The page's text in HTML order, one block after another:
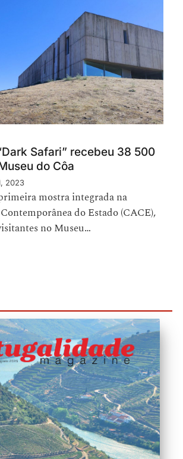
Safari” recebeu 38 500
do Côa
2023
mostra integrada na
do Estado (CACE),
no Museu…